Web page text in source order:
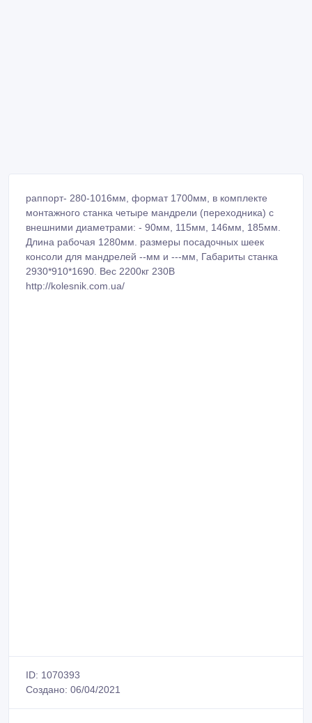
раппорт- 280-1016мм, формат 1700мм, в комплекте
монтажного станка четыре мандрели (переходника) с
внешними диаметрами: - 90мм, 115мм, 146мм, 185мм.
Длина рабочая 1280мм. размеры посадочных шеек
консоли для мандрелей --мм и ---мм, Габариты станка
2930*910*1690. Вес 2200кг 230В
http://kolesnik.com.ua/
ID: 1070393
Создано: 06/04/2021